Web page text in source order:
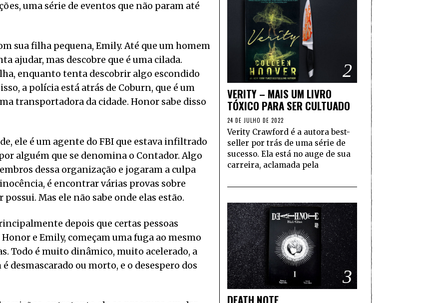
uma série de eventos que não param até
sua filha pequena, Emily. Até que um homem
ajudar, mas descobre que é uma cilada.
enquanto tenta descobrir algo escondido
a polícia está atrás de Coburn, que é um
transportadora da cidade. Honor sabe disso
ele é um agente do FBI que estava infiltrado
alguém que se denomina o Contador. Algo
dessa organização e jogaram a culpa
é encontrar várias provas sobre
Mas ele não sabe onde elas estão.
depois que certas pessoas
e Emily, começam uma fuga ao mesmo
Todo é muito dinâmico, muito acelerado, a
desmascarado ou morto, e o desespero dos
2
VERITY – MAIS UM LIVRO
TÓXICO PARA SER CULTUADO
24 DE JULHO DE 2022
Verity Crawford é a autora best-
seller por trás de uma série de
sucesso. Ela está no auge de sua
carreira, aclamada pela
3